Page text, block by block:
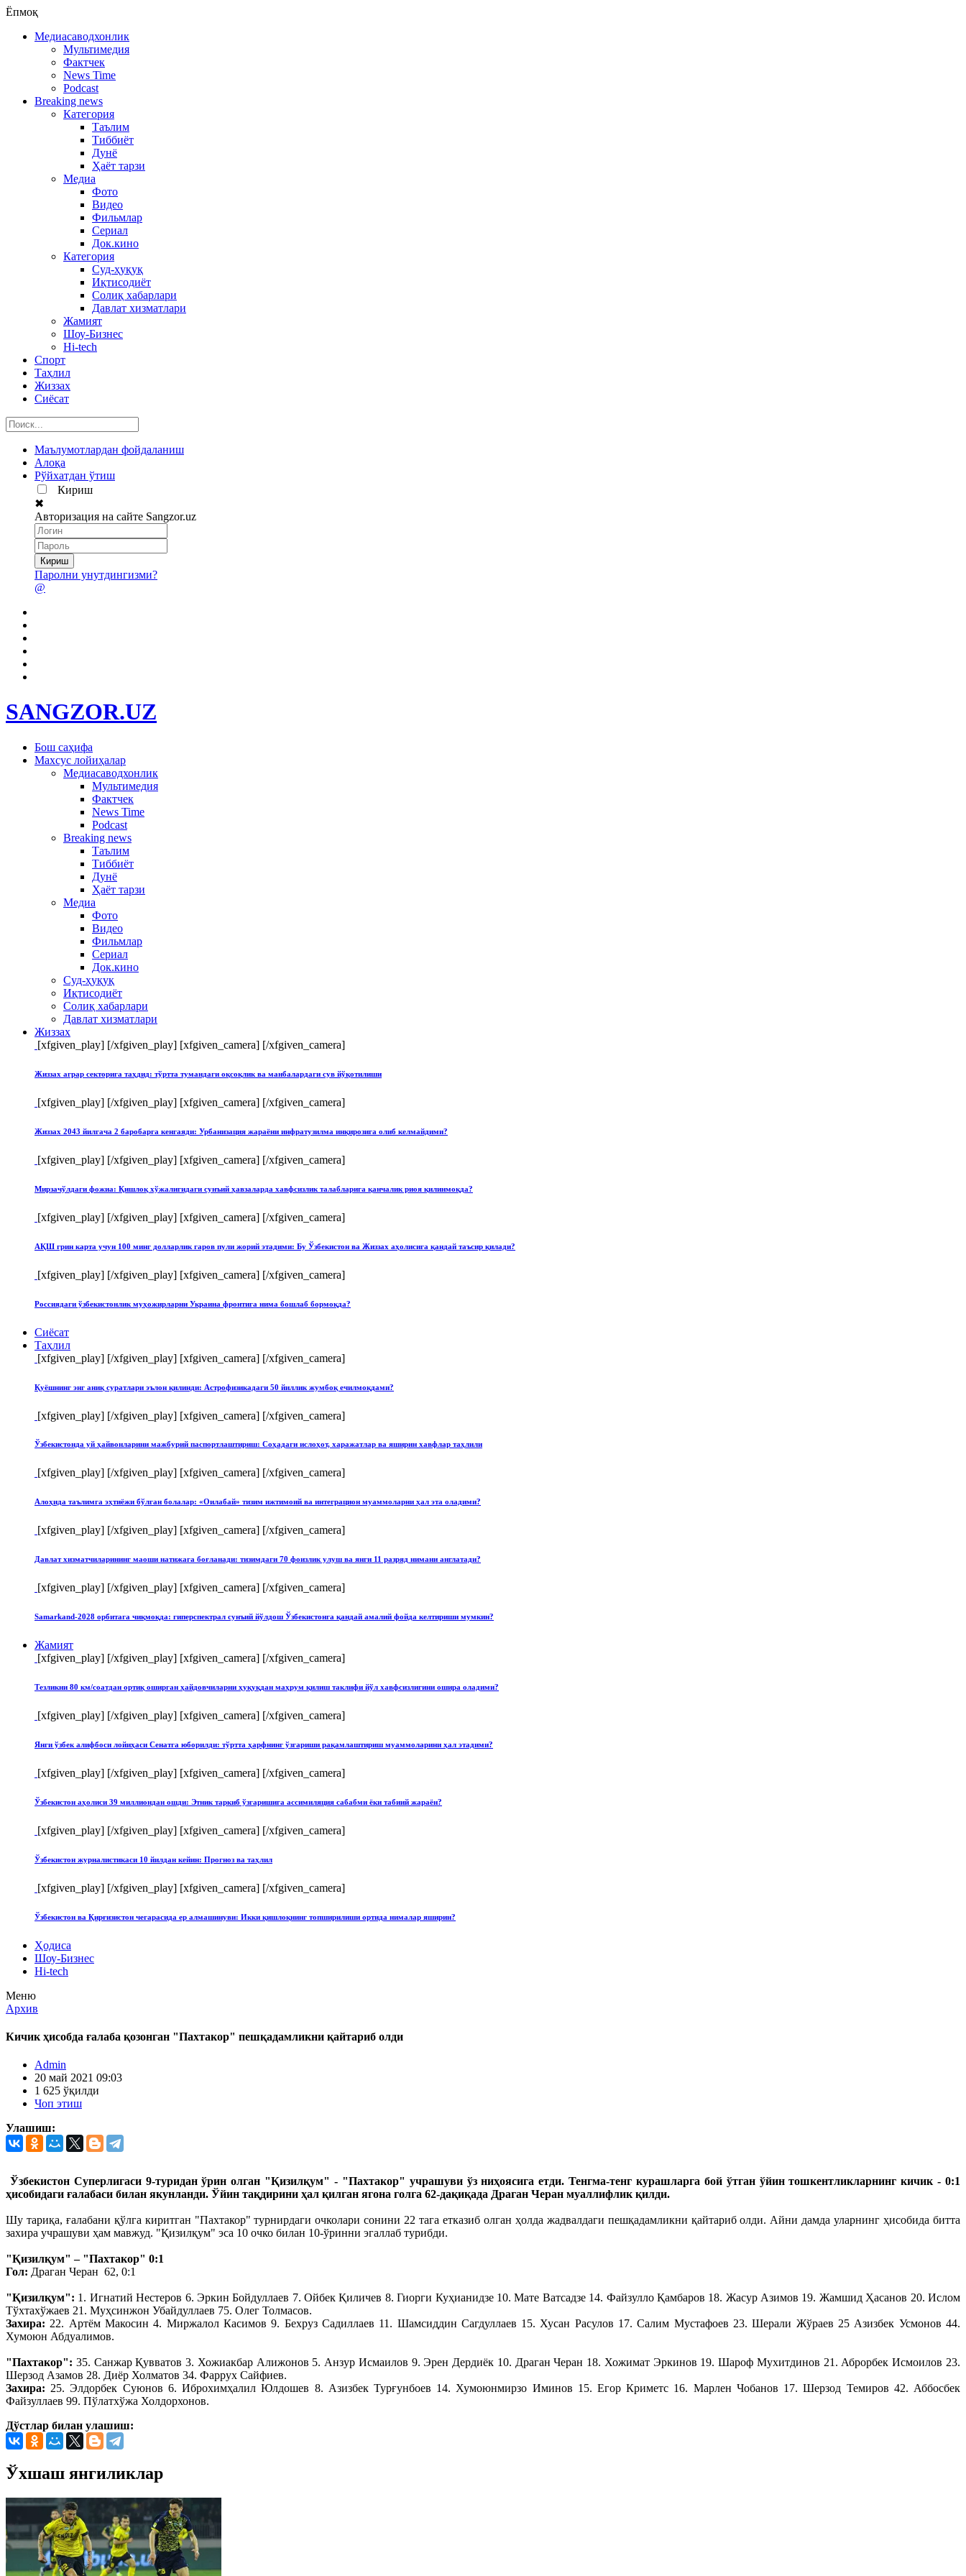
Ёпмоқ
Медиасаводхонлик
Мультимедия
Фактчек
News Time
Podcast
Breaking news
Категория
Таълим
Тиббиёт
Дунё
Ҳаёт тарзи
Медиа
Фото
Видео
Фильмлар
Сериал
Док.кино
Категория
Суд-ҳуқуқ
Иқтисодиёт
Солиқ хабарлари
Давлат хизматлари
Жамият
Шоу-Бизнес
Hi-tech
Спорт
Таҳлил
Жиззах
Сиёсат
Маълумотлардан фойдаланиш
Алоқа
Рўйхатдан ўтиш
Кириш
✖
Авторизация на сайте Sangzor.uz
Паролни унутдингизми?
@
SANGZOR.UZ
Бош саҳифа
Махсус лойиҳалар
Медиасаводхонлик
Мультимедия
Фактчек
News Time
Podcast
Breaking news
Таълим
Тиббиёт
Дунё
Ҳаёт тарзи
Медиа
Фото
Видео
Фильмлар
Сериал
Док.кино
Суд-ҳуқуқ
Иқтисодиёт
Солиқ хабарлари
Давлат хизматлари
Жиззах
[xfgiven_play] [/xfgiven_play] [xfgiven_camera] [/xfgiven_camera]
Жиззах аграр секторига таҳдид: тўртта тумандаги оқсоқлик ва манбалардаги сув йўқотилиши
[xfgiven_play] [/xfgiven_play] [xfgiven_camera] [/xfgiven_camera]
Жиззах 2043 йилгача 2 баробарга кенгаяди: Урбанизация жараёни инфратузилма инқирозига олиб келмайдими?
[xfgiven_play] [/xfgiven_play] [xfgiven_camera] [/xfgiven_camera]
Мирзачўлдаги фожиа: Қишлоқ хўжалигидаги сунъий ҳавзаларда хавфсизлик талабларига қанчалик риоя қилинмоқда?
[xfgiven_play] [/xfgiven_play] [xfgiven_camera] [/xfgiven_camera]
АҚШ грин карта учун 100 минг долларлик гаров пули жорий этадими: Бу Ўзбекистон ва Жиззах аҳолисига қандай таъсир қилади?
[xfgiven_play] [/xfgiven_play] [xfgiven_camera] [/xfgiven_camera]
Россиядаги ўзбекистонлик муҳожирларни Украина фронтига нима бошлаб бормоқда?
Сиёсат
Таҳлил
[xfgiven_play] [/xfgiven_play] [xfgiven_camera] [/xfgiven_camera]
Қуёшнинг энг аниқ суратлари эълон қилинди: Астрофизикадаги 50 йиллик жумбоқ ечилмоқдами?
[xfgiven_play] [/xfgiven_play] [xfgiven_camera] [/xfgiven_camera]
Ўзбекистонда уй ҳайвонларини мажбурий паспортлаштириш: Соҳадаги ислоҳот, харажатлар ва яширин хавфлар таҳлили
[xfgiven_play] [/xfgiven_play] [xfgiven_camera] [/xfgiven_camera]
Алоҳида таълимга эҳтиёжи бўлган болалар: «Оилабай» тизим ижтимоий ва интеграцион муаммоларни ҳал эта оладими?
[xfgiven_play] [/xfgiven_play] [xfgiven_camera] [/xfgiven_camera]
Давлат хизматчиларининг маоши натижага боғланади: тизимдаги 70 фоизлик улуш ва янги 11 разряд нимани англатади?
[xfgiven_play] [/xfgiven_play] [xfgiven_camera] [/xfgiven_camera]
Samarkand-2028 орбитага чиқмоқда: гиперспектрал сунъий йўлдош Ўзбекистонга қандай амалий фойда келтириши мумкин?
Жамият
[xfgiven_play] [/xfgiven_play] [xfgiven_camera] [/xfgiven_camera]
Тезликни 80 км/соатдан ортиқ оширган ҳайдовчиларни ҳуқуқдан маҳрум қилиш таклифи йўл хавфсизлигини ошира оладими?
[xfgiven_play] [/xfgiven_play] [xfgiven_camera] [/xfgiven_camera]
Янги ўзбек алифбоси лойиҳаси Сенатга юборилди: тўртта ҳарфнинг ўзгариши рақамлаштириш муаммоларини ҳал этадими?
[xfgiven_play] [/xfgiven_play] [xfgiven_camera] [/xfgiven_camera]
Ўзбекистон аҳолиси 39 миллиондан ошди: Этник таркиб ўзгаришига ассимиляция сабабми ёки табиий жараён?
[xfgiven_play] [/xfgiven_play] [xfgiven_camera] [/xfgiven_camera]
Ўзбекистон журналистикаси 10 йилдан кейин: Прогноз ва таҳлил
[xfgiven_play] [/xfgiven_play] [xfgiven_camera] [/xfgiven_camera]
Ўзбекистон ва Қирғизистон чегарасида ер алмашинуви: Икки қишлоқнинг топширилиши ортида нималар яширин?
Ҳодиса
Шоу-Бизнес
Hi-tech
Меню
Архив
Кичик ҳисобда ғалаба қозонган "Пахтакор" пешқадамликни қайтариб олди
Admin
20 май 2021 09:03
1 625 ўқилди
Чоп этиш
Улашиш:
Ўзбекистон Суперлигаси 9-туридан ўрин олган "Қизилқум" - "Пахтакор" учрашуви ўз ниҳоясига етди. Тенгма-тенг курашларга бой ўтган ўйин тошкентликларнинг кичик - 0:1
ҳисобидаги ғалабаси билан якунланди. Ўйин тақдирини ҳал қилган ягона голга 62-дақиқада Драган Черан муаллифлик қилди.
Шу тариқа, ғалабани қўлга киритган "Пахтакор" турнирдаги очколари сонини 22 тага етказиб олган ҳолда жадвалдаги пешқадамликни қайтариб олди. Айни дамда уларнинг ҳисобида битта
захира учрашуви ҳам мавжуд. "Қизилқум" эса 10 очко билан 10-ўринни эгаллаб турибди.
"Қизилқум" – "Пахтакор" 0:1
Гол: Драган Черан 62, 0:1
"Қизилқум": 1. Игнатий Нестеров 6. Эркин Бойдуллаев 7. Ойбек Қиличев 8. Гиорги Куҳианидзе 10. Мате Ватсадзе 14. Файзулло Қамбаров 18. Жасур Азимов 19. Жамшид Ҳасанов 20. Ислом
Тўхтахўжаев 21. Муҳсинжон Убайдуллаев 75. Олег Толмасов.
Захира: 22. Артём Макосин 4. Миржалол Касимов 9. Бехруз Садиллаев 11. Шамсиддин Сагдуллаев 15. Хусан Расулов 17. Салим Мустафоев 23. Шерали Жўраев 25 Азизбек Усмонов 44.
Хумоюн Абдуалимов.
"Пахтакор": 35. Санжар Қувватов 3. Хожиакбар Алижонов 5. Анзур Исмаилов 9. Эрен Дердиёк 10. Драган Черан 18. Хожимат Эркинов 19. Шароф Мухитдинов 21. Аброрбек Исмоилов 23.
Шерзод Азамов 28. Диёр Холматов 34. Фаррух Сайфиев.
Захира:25. Элдорбек Суюнов 6. Иброхимҳалил Юлдошев 8. Азизбек Турғунбоев 14. Хумоюнмирзо Иминов 15. Егор Криметс 16. Марлен Чобанов 17. Шерзод Темиров 42. Аббосбек
Файзуллаев 99. Пўлатхўжа Холдорхонов.
Дўстлар билан улашиш:
Ўхшаш янгиликлар